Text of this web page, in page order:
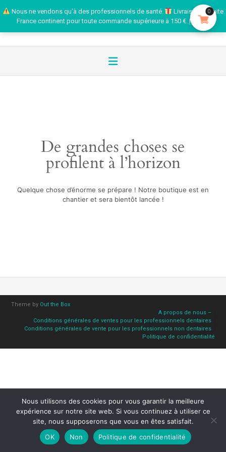
Nous ne vendons qu'à des professionnels de santé.
Livraison gratuite
France continent pour toute commande supérieure à 150 €. Ignorer
De grandes choses se
profilent à l’horizon
Quelque chose d’énorme se prépare ! Notre boutique est en
chantier et sera bientôt lancée !
Theme by Out the Box
A propos de nous –
Conditions générales de ventes pour les professionnels dentaires
Conditions générales de vente pour les professionnels non dentaires
Politique de confidentialité
0
Nous utilisons des cookies pour vous garantir la meilleure
expérience sur notre site web. Si vous continuez à utiliser ce
site, nous supposerons que vous en êtes satisfait.
OK
Non Politique de confidentialité